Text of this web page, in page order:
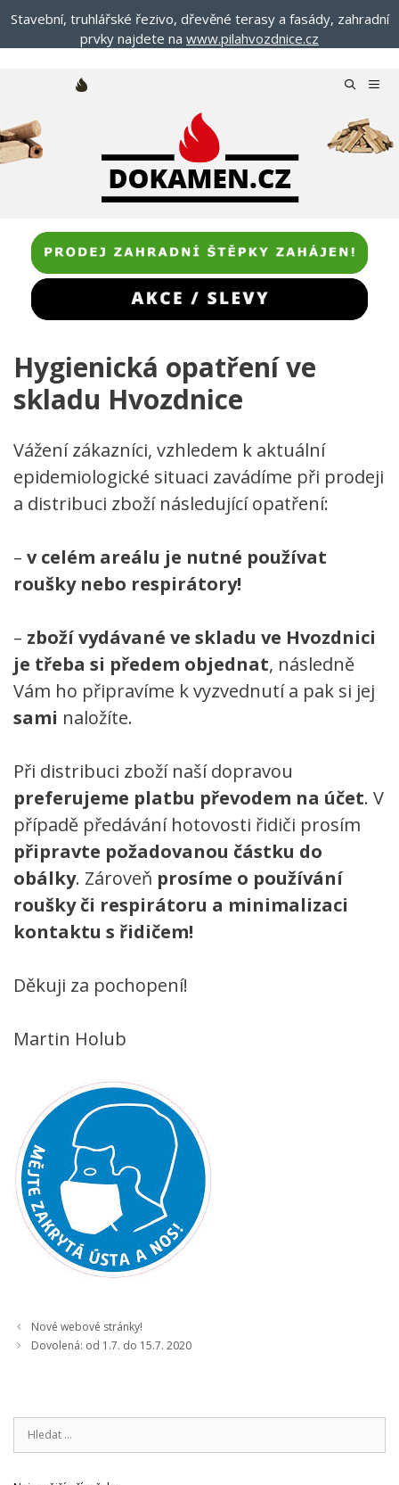
naStavební, truhlářské řezivo, dřevěné terasy a fasády, zahradní
prvky najdete na www.pilahvozdnice.cz
Menu
Hygienická opatření ve
skladu Hvozdnice
Vážení zákazníci, vzhledem k aktuální
epidemiologické situaci zavádíme při prodeji
a distribuci zboží následující opatření:
– v celém areálu je nutné používat
roušky nebo respirátory!
– zboží vydávané ve skladu ve Hvozdnici
je třeba si předem objednat, následně
Vám ho připravíme k vyzvednutí a pak si jej
sami naložíte.
Při distribuci zboží naší dopravou
preferujeme platbu převodem na účet. V
případě předávání hotovosti řidiči prosím
připravte požadovanou částku do
obálky. Zároveň prosíme o používání
roušky či respirátoru a minimalizaci
kontaktu s řidičem!
Děkuji za pochopení!
Martin Holub
Nové webové stránky!
Dovolená: od 1.7. do 15.7. 2020